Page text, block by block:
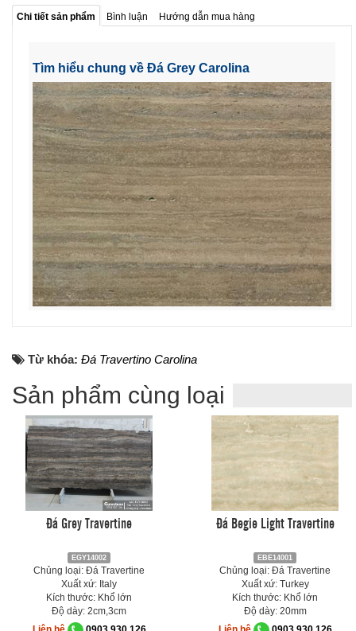
Chi tiết sản phẩm Bình luận Hướng dẫn mua hàng
Tìm hiểu chung về Đá Grey Carolina
Từ khóa: Đá Travertino Carolina
Sản phẩm cùng loại
Đá Grey Travertine
EGY14002
Chủng loại: Đá Travertine
Xuất xứ: Italy
Kích thước: Khổ lớn
Độ dày: 2cm,3cm
Đá Begie Light Travertine
EBE14001
Chủng loại: Đá Travertine
Xuất xứ: Turkey
Kích thước: Khổ lớn
Độ dày: 20mm